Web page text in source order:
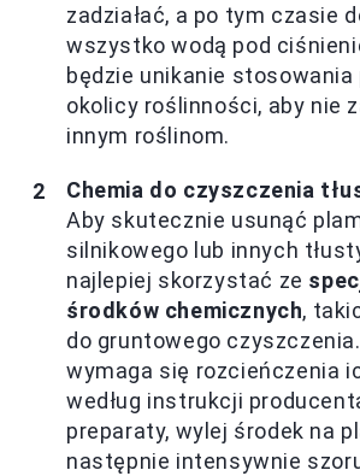
zadziałać, a po tym czasie
wszystko wodą pod
będzie unikanie
okolicy roślinności, aby nie
innym roślinom.
Chemia do czyszczenia
Aby skutecznie usunąć
silnikowego lub innych
najlepiej skorzystać ze
środków chemicznych,
do gruntowego
wymaga się rozcieńczenia
według instrukcji
preparaty, wylej środek na
następnie intensywnie